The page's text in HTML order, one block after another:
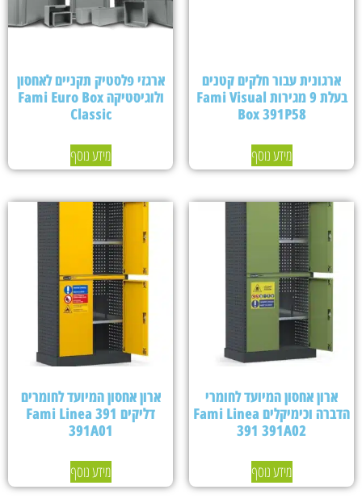
ארגונית עבור חלקים קטנים
בעלת 9 מגירות Fami Visual
Box 391P58
מידע נוסף
ארגזי פלסטיק תקניים לאחסון
ולוגיסטיקה Fami Euro Box
Classic
מידע נוסף
ארון אחסון המיועד לחומרי
הדברה וכימיקלים Fami Linea
391 391A02
מידע נוסף
ארון אחסון המיועד לחומרים
דליקים Fami Linea 391
391A01
מידע נוסף